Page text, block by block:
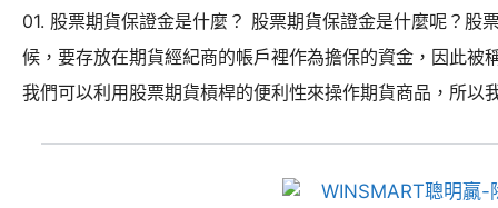
01. 股票期貨保證金是什麼？ 股票期貨保證金是什麼呢？股
候，要存放在期貨經紀商的帳戶裡作為擔保的資金，因此
我們可以利用股票期貨槓桿的便利性來操作期貨商品，所以